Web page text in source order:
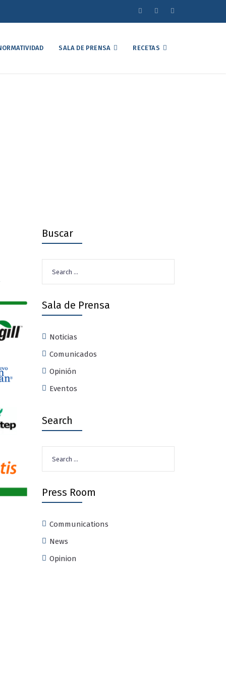
SALA DE PRENSA RECETAS
Buscar
for:
Sala de Prensa
Noticias
Comunicados
Opinión
Eventos
Search
for:
Press Room
Communications
News
Opinion